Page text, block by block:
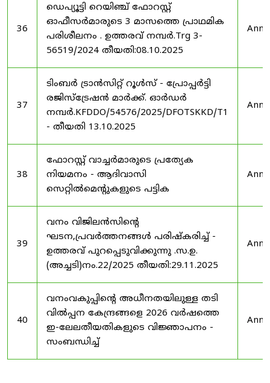
36
ഡെപ്യൂട്ടി റെയിഞ്ച് ഫോറസ്റ്റ്
ഓഫീസർമാരുടെ 3 മാസത്തെ പ്രാഥമിക
പരിശീലനം . ഉത്തരവ് നമ്പർ.Trg 3-
56519/2024 തീയതി:08.10.2025
37
ടിംബർ ട്രാൻസിറ്റ് റൂൾസ് - പ്രോപ്പർട്ടി
രജിസ്ട്രേഷൻ മാർക്ക്. ഓർഡർ
നമ്പർ.KFDDO/54576/2025/DFOTSKKD/T1
- തീയതി 13.10.2025
38
ഫോറസ്റ്റ് വാച്ചർമാരുടെ പ്രത്യേക
നിയമനം - ആദിവാസി
സെറ്റിൽമെന്റുകളുടെ പട്ടിക
39
വനം വിജിലൻസിന്റെ
ഘടന,പ്രവർത്തനങ്ങൾ പരിഷ്കരിച്ച് -
ഉത്തരവ് പുറപ്പെടുവിക്കുന്നു .സ.ഉ.
(അച്ചടി)നം.22/2025 തീയതി:29.11.2025
40
വനംവകുപ്പിന്റെ അധീനതയിലുള്ള തടി
വിൽപ്പന കേന്ദ്രങ്ങളെ 2026 വർഷത്തെ
ഇ-ലേലതീയതികളുടെ വിജ്ഞാപനം -
സംബന്ധിച്ച്